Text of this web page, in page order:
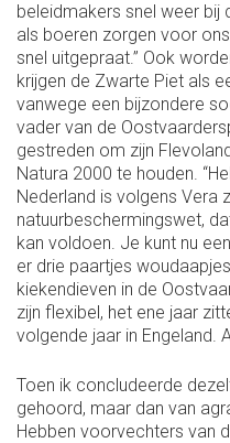
beleidmakers snel weer bij
als boeren zorgen voor
snel uitgepraat.” Ook
krijgen de Zwarte Piet als
vanwege een bijzondere
vader van de
gestreden om zijn
Natura 2000 te houden.
Nederland is volgens Vera
natuurbeschermingswet,
kan voldoen. Je kunt nu
er drie paartjes
kiekendieven in de
zijn flexibel, het ene jaar
volgende jaar in Engeland.
Toen ik concludeerde
gehoord, maar dan van
Hebben voorvechters van